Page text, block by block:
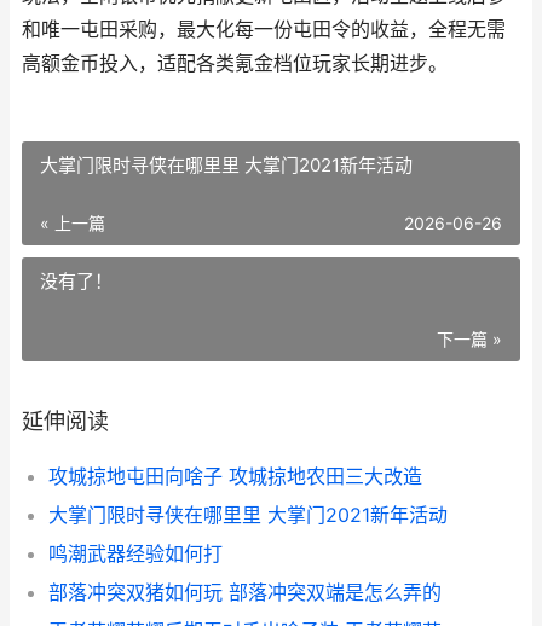
和唯一屯田采购，最大化每一份屯田令的收益，全程无需
高额金币投入，适配各类氪金档位玩家长期进步。
大掌门限时寻侠在哪里里 大掌门2021新年活动
« 上一篇 2026-06-26
没有了！
下一篇 »
延伸阅读
攻城掠地屯田向啥子 攻城掠地农田三大改造
大掌门限时寻侠在哪里里 大掌门2021新年活动
鸣潮武器经验如何打
部落冲突双猪如何玩 部落冲突双端是怎么弄的